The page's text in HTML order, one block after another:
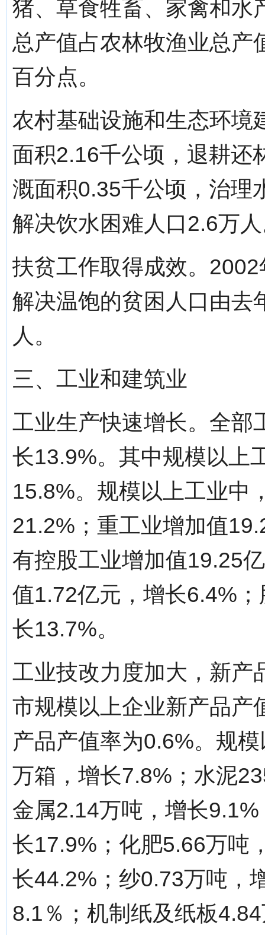
猪、草食牲畜、家禽和水
总产值占农林牧渔业总产
百分点。
农村基础设施和生态环境
面积2.16千公顷，退耕还
溉面积0.35千公顷，治理
解决饮水困难人口2.6万
扶贫工作取得成效。
解决温饱的贫困人口由去
人。
三、工业和建筑业
工业生产快速增长。全部
长13.9%。其中规模以上
15.8%。规模以上工业中
21.2%；重工业增加值
有控股工业增加值19.25
值1.72亿元，增长6.4%
长13.7%。
工业技改力度加大，新产
市规模以上企业新产品产
产品产值率为0.6%。规
万箱，增长7.8%；水泥
金属2.14万吨，增长
长17.9%；化肥5.66万吨
长44.2%；纱0.73万吨，
8.1％；机制纸及纸板